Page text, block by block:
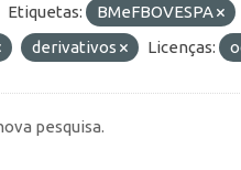
Etiquetas: BMeFBOVESPA
derivativos Licenças:
pesquisa.